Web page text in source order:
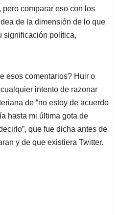
pero comparar eso con los
de la dimensión de lo que
significación política,
esos comentarios? Huir o
intento de razonar
de “no estoy de acuerdo
hasta mi última gota de
que fue dicha antes de
y de que existiera Twitter.